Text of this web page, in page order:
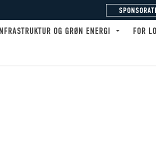
INFRASTRUKTUR OG GRØN ENERGI FOR